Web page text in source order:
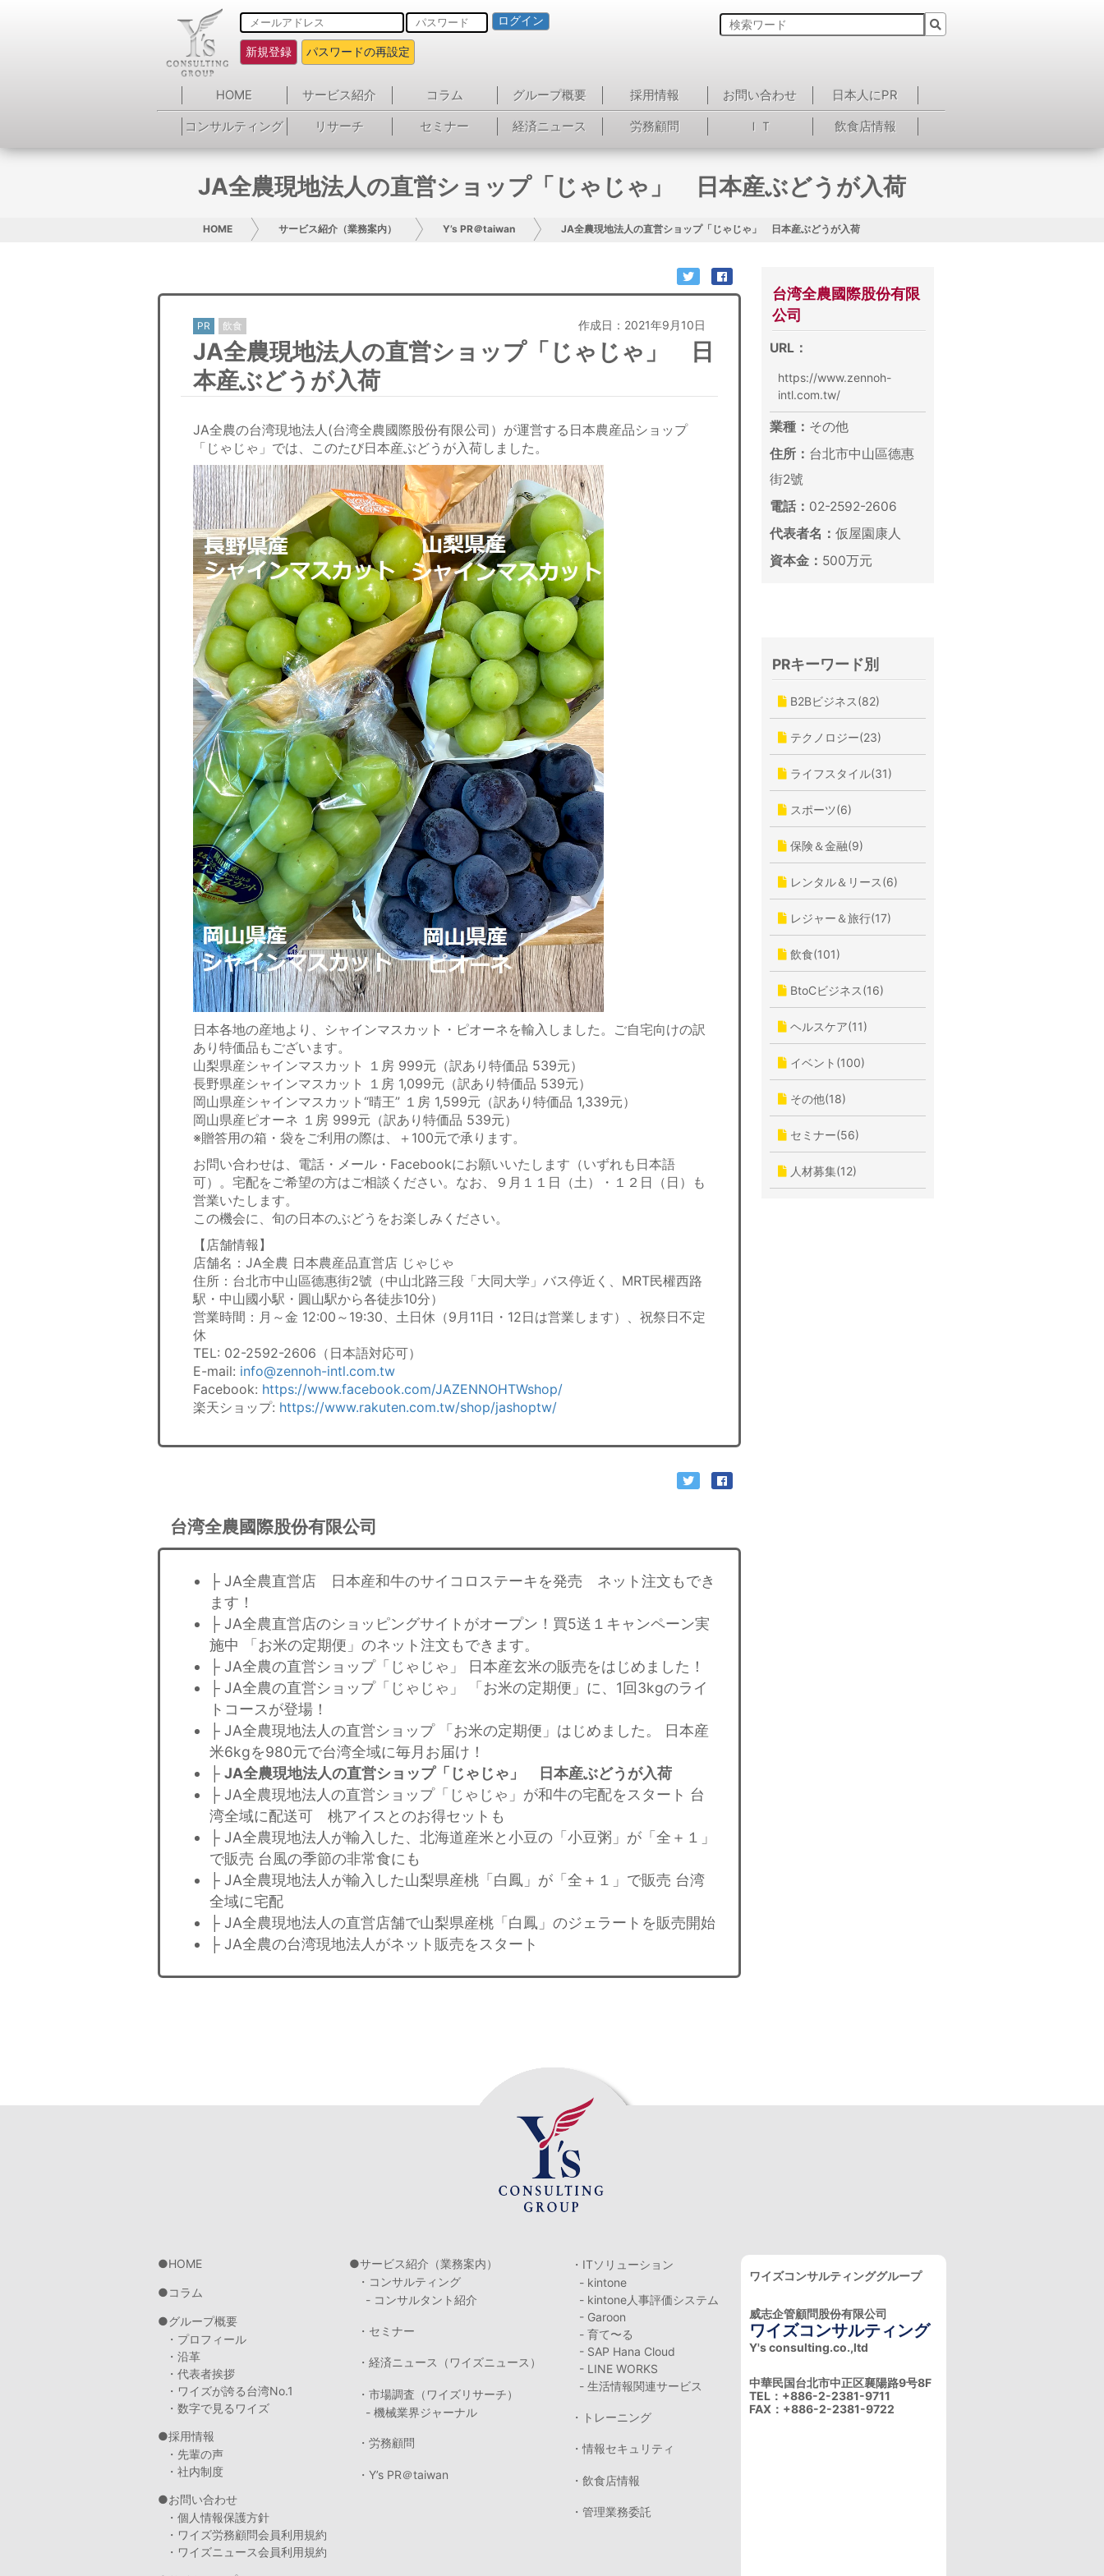
ログイン
新規登録 パスワードの再設定
HOME サービス紹介 コラム グループ概要 採用情報 お問い合わせ
日本人にPR
コンサルティング
リサーチ セミナー 経済ニュース 労務顧問 ＩＴ 飲食店情報
JA全農現地法人の直営ショップ「じゃじゃ」 日本産ぶどうが入荷
HOME サービス紹介（業務案内） Y’s PR＠taiwan JA全農現地法人の直営ショップ「じゃじゃ」 日本産ぶどうが入荷
PR 飲食 作成日：2021年9月10日
JA全農現地法人の直営ショップ「じゃじゃ」 日
本産ぶどうが入荷
JA全農の台湾現地法人(台湾全農國際股份有限公司）が運営する日本農産品ショップ
「じゃじゃ」では、このたび日本産ぶどうが入荷しました。
日本各地の産地より、シャインマスカット・ピオーネを輸入しました。ご自宅向けの訳
あり特価品もございます。
山梨県産シャインマスカット １房 999元（訳あり特価品 539元）
長野県産シャインマスカット １房 1,099元（訳あり特価品 539元）
岡山県産シャインマスカット“晴王” １房 1,599元（訳あり特価品 1,339元）
岡山県産ピオーネ １房 999元（訳あり特価品 539元）
※贈答用の箱・袋をご利用の際は、＋100元で承ります。
お問い合わせは、電話・メール・Facebookにお願いいたします（いずれも日本語
可）。宅配をご希望の方はご相談ください。なお、９月１１日（土）・１２日（日）も
営業いたします。
この機会に、旬の日本のぶどうをお楽しみください。
【店舗情報】
店舗名：JA全農 日本農産品直営店 じゃじゃ
住所：台北市中山區德惠街2號（中山北路三段「大同大学」バス停近く、MRT民權西路
駅・中山國小駅・圓山駅から各徒歩10分）
営業時間：月～金 12:00～19:30、 土日休（9月11日・12日は営業します） 、祝祭日不定
休
TEL: 02-2592-2606（日本語対応可）
E-mail: info@zennoh-intl.com.tw
Facebook: https://www.facebook.com/JAZENNOHTWshop/
楽天ショップ: https://www.rakuten.com.tw/shop/jashoptw/
台湾全農國際股份有限公司
├ JA全農直営店 日本産和牛のサイコロステーキを発売 ネット注文もでき
ます！
├ JA全農直営店のショッピングサイトがオープン！買5送１キャンペーン実
施中 「お米の定期便」のネット注文もできます。
├ JA全農の直営ショップ「じゃじゃ」 日本産玄米の販売をはじめました！
├ JA全農の直営ショップ「じゃじゃ」 「お米の定期便」に、1回3kgのライ
トコースが登場！
├ JA全農現地法人の直営ショップ 「お米の定期便」はじめました。 日本産
米6kgを980元で台湾全域に毎月お届け！
├ JA全農現地法人の直営ショップ「じゃじゃ」 日本産ぶどうが入荷
├ JA全農現地法人の直営ショップ「じゃじゃ」が和牛の宅配をスタート 台
湾全域に配送可 桃アイスとのお得セットも
├ JA全農現地法人が輸入した、北海道産米と小豆の「小豆粥」が「全＋１」
で販売 台風の季節の非常食にも
├ JA全農現地法人が輸入した山梨県産桃「白鳳」が「全＋１」で販売 台湾
全域に宅配
├ JA全農現地法人の直営店舗で山梨県産桃「白鳳」のジェラートを販売開始
├ JA全農の台湾現地法人がネット販売をスタート
台湾全農國際股份有限
公司
URL：
https://www.zennoh-
intl.com.tw/
業種： その他
住所： 台北市中山區德惠
街2號
電話： 02-2592-2606
代表者名： 仮屋園康人
資本金： 500万元
PRキーワード別
B2Bビジネス(82)
テクノロジー(23)
ライフスタイル(31)
スポーツ(6)
保険＆金融(9)
レンタル＆リース(6)
レジャー＆旅行(17)
飲食(101)
BtoCビジネス(16)
ヘルスケア(11)
イベント(100)
その他(18)
セミナー(56)
人材募集(12)
HOME
コラム
グループ概要
・プロフィール
・沿革
・代表者挨拶
・ワイズが誇る台湾No.1
・数字で見るワイズ
採用情報
・先輩の声
・社内制度
お問い合わせ
・個人情報保護方針
・ワイズ労務顧問会員利用規約
・ワイズニュース会員利用規約
サービス紹介（業務案内）
・コンサルティング
- コンサルタント紹介
・セミナー
・経済ニュース（ワイズニュース）
・市場調査（ワイズリサーチ）
- 機械業界ジャーナル
・労務顧問
・Y’s PR＠taiwan
・ITソリューション
- kintone
- kintone人事評価システム
- Garoon
- 育て〜る
- SAP Hana Cloud
- LINE WORKS
- 生活情報関連サービス
・トレーニング
・情報セキュリティ
・飲食店情報
・管理業務委託
ワイズコンサルティンググループ
威志企管顧問股份有限公司
ワイズコンサルティング
Y's consulting.co.,ltd
中華民国台北市中正区襄陽路9号8F
TEL：+886-2-2381-9711
FAX：+886-2-2381-9722